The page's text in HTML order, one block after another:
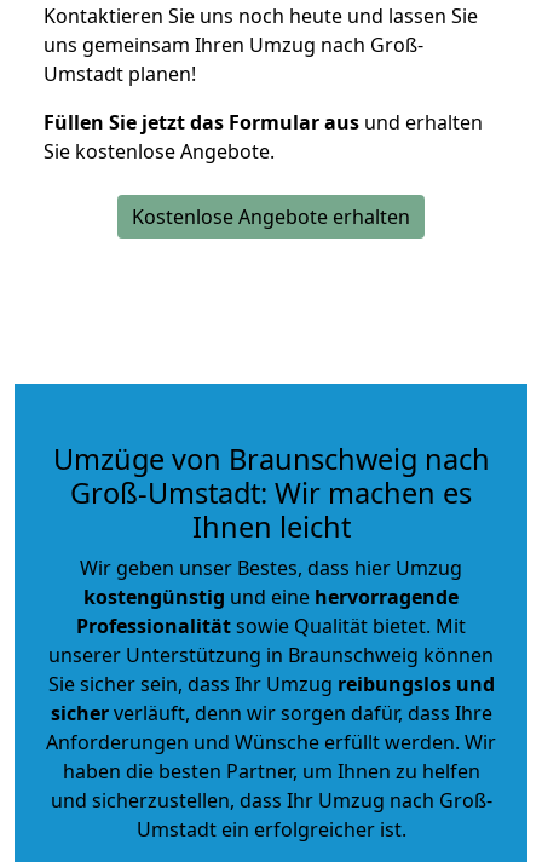
Kontaktieren Sie uns noch heute und lassen Sie
uns gemeinsam Ihren Umzug nach Groß-
Umstadt planen!
Füllen Sie jetzt das Formular aus und erhalten
Sie kostenlose Angebote.
Kostenlose Angebote erhalten
Umzüge von Braunschweig nach
Groß-Umstadt: Wir machen es
Ihnen leicht
Wir geben unser Bestes, dass hier Umzug
kostengünstig und eine hervorragende
Professionalitätsowie Qualität bietet. Mit
unserer Unterstützung in Braunschweig können
Sie sicher sein, dass Ihr Umzug reibungslos und
sicherverläuft, denn wir sorgen dafür, dass Ihre
Anforderungen und Wünsche erfüllt werden. Wir
haben die besten Partner, um Ihnen zu helfen
und sicherzustellen, dass Ihr Umzug nach Groß-
Umstadt ein erfolgreicher ist.